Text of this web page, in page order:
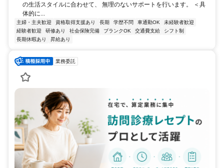
の生活スタイルに合わせて、 無理のないサポートを行います。 ＜具
体的に...
主婦・主夫歓迎 資格取得支援あり 長期 学歴不問 車通勤OK
未経験者歓迎
経験者歓迎
研修あり 社会保険完備 ブランクOK 交通費支給
シフト制
長期休暇あり
昇給あり
業務委託